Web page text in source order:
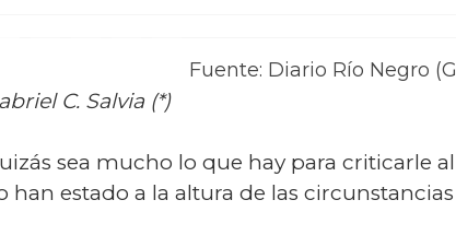
Fuente: Diario Río Negro
C. Salvia (*)
sea mucho lo que hay para criticarle
han estado a la altura de las